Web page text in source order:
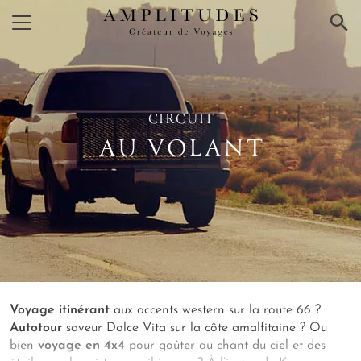
×
CIRCUIT
AU VOLANT
Voyage itinérant aux accents western sur la route 66 ?
Autotour saveur Dolce Vita sur la côte amalfitaine ? Ou
bien voyage en 4x4 pour goûter au chant du ciel et des